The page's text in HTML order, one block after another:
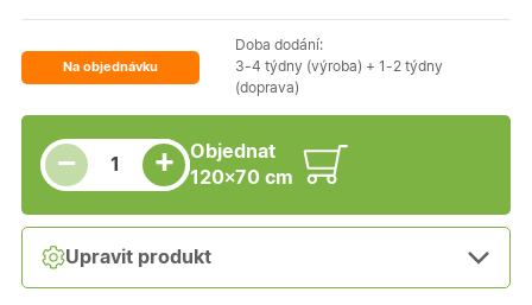
Na objednávku
Doba dodání:
3-4 týdny (výroba) + 1-2 týdny
(doprava)
−
Snížit množství
Počet kusů +
Zvýšit množství
Objednat
120×70 cm
Upravit produkt